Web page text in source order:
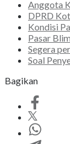
Anggota
DPRD
Kondisi
Pasar
Segera
Soal
Bagikan